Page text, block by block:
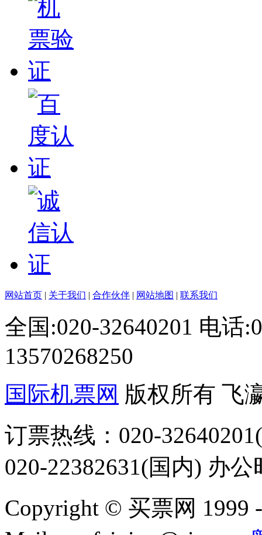
网站首页 | 关于我们 | 合作伙伴 | 网站地图 | 联系我们
全国:020-32640201 电话
13570268250
国际机票网 版权所有 飞
订票热线：020-
020-22382631(国内) 办
Copyright © 买票网 1999